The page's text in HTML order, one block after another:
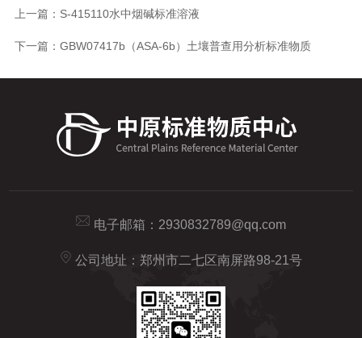
上一篇： S-415110水中烟碱标准溶液
下一篇： GBW07417b（ASA-6b）土壤普查用分析标准物质
电子邮箱： 2930832789@qq.com
公司地址：郑州市二七区南屏路98-21号